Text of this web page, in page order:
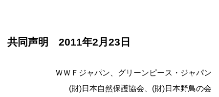
共同声明 2011年2月23日
ＷＷＦジャパン、グリーンピース・ジャパン
(財)日本自然保護協会、(財)日本野鳥の会